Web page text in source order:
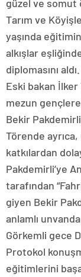
güzel ve somut
Tarım ve
yaşında
alkışlar
diplomasını aldı.
Eski bakan İlker
mezun
Bekir
Törende
katkılardan
Pakdemirli’ye
tarafından
giyen Bekir
anlamlı
Görkemli gece
Protokol
eğitimlerini